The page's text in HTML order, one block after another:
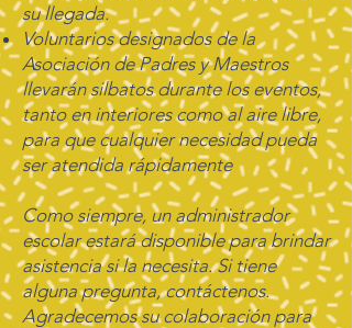
su llegada.
Voluntarios designados de la
Asociación de Padres y Maestros
llevarán silbatos durante los eventos,
tanto en interiores como al aire libre,
para que cualquier necesidad pueda
ser atendida rápidamente
Como siempre, un administrador
escolar estará disponible para brindar
asistencia si la necesita. Si tiene
alguna pregunta, contáctenos.
Agradecemos su colaboración para